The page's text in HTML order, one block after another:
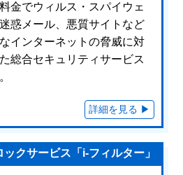
金でウィルス・スパイウェ
惑メール、悪質サイトなど
インターネットの脅威に対
総合セキュリティサービス
クサービス「i-フィルター」